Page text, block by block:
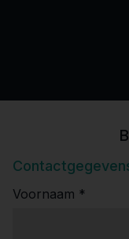
Voornaam *